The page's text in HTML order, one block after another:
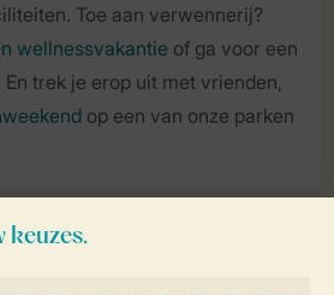
Toe aan verwennerij?
wellnessvakantie of ga voor een
En trek je erop uit met vrienden,
op een van onze parken